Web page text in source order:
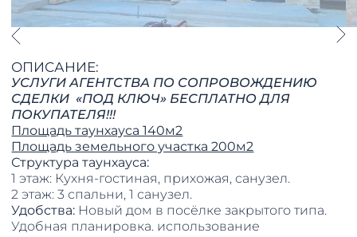
ОПИСАНИЕ:
УСЛУГИ АГЕНТСТВА ПО СОПРОВОЖДЕНИЮ
СДЕЛКИ «ПОД КЛЮЧ» БЕСПЛАТНО ДЛЯ
ПОКУПАТЕЛЯ!!!
Площадь таунхауса 140м2
Площадь земельного участка 200м2
Структура таунхауса:
1 этаж: Кухня-гостиная, прихожая, санузел.
2 этаж: 3 спальни, 1 санузел.
Удобства: Новый дом в посёлке закрытого типа.
Удобная планировка. использование